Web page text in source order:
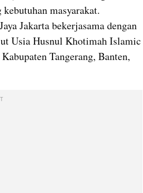
masyarakat.
Jakarta bekerjasama dengan
Usia Husnul Khotimah Islamic
Tangerang, Banten,